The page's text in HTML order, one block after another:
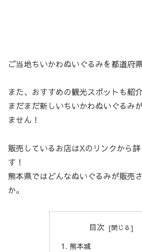
ご当地ちいかわぬいぐるみを都道府
また、おすすめの観光スポットも紹介
まだまだ新しいちいかわぬいぐるみ
ません！
販売しているお店はXのリンクから
す！
熊本県ではどんなぬいぐるみが販売
か。
目次
熊本城